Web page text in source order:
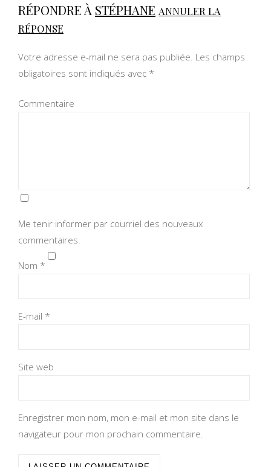
RÉPONDRE À STÉPHANE ANNULER LA
RÉPONSE
Votre adresse e-mail ne sera pas publiée. Les champs
obligatoires sont indiqués avec *
Commentaire
Me tenir informer par courriel des nouveaux
commentaires.
Nom *
E-mail *
Site web
Enregistrer mon nom, mon e-mail et mon site dans le
navigateur pour mon prochain commentaire.